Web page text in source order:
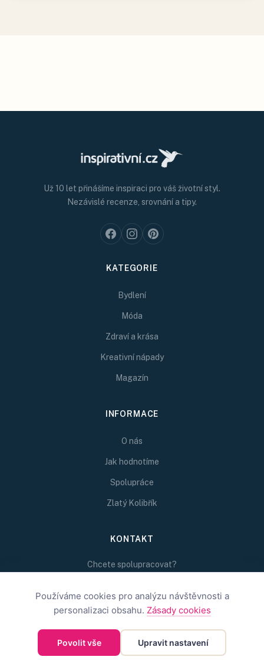
Už 10 let přinášíme inspiraci pro váš životní styl.
Nezávislé recenze, srovnání a tipy.
KATEGORIE
Bydlení
Móda
Zdraví a krása
Kreativní nápady
Magazín
INFORMACE
O nás
Jak hodnotíme
Spolupráce
Zlatý Kolibřík
KONTAKT
Chcete spolupracovat?
redakce@inspirativni.cz
Inspirativní.cz — Inspirativní.cz s.r.o.
Používáme cookies pro analýzu návštěvnosti a
personalizaci obsahu. Zásady cookies
Povolit vše Upravit nastavení